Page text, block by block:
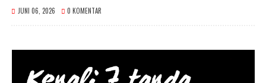
JUNI 06, 2026 0 KOMENTAR